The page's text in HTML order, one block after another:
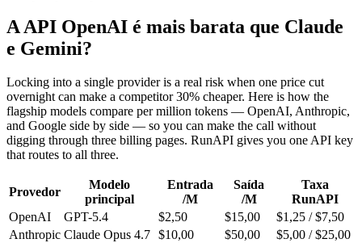
A API OpenAI é mais barata que Claude
e Gemini?
Locking into a single provider is a real risk when one price cut
overnight can make a competitor 30% cheaper. Here is how the
flagship models compare per million tokens — OpenAI, Anthropic,
and Google side by side — so you can make the call without
digging through three billing pages. RunAPI gives you one API key
that routes to all three.
Provedor
Modelo
principal
Entrada
/M
Saída
/M
Taxa
RunAPI
OpenAI
GPT-5.4 $2,50 $15,00
$1,25 / $7,50
Anthropic Claude Opus 4.7 $10,00 $50,00
$5,00 / $25,00